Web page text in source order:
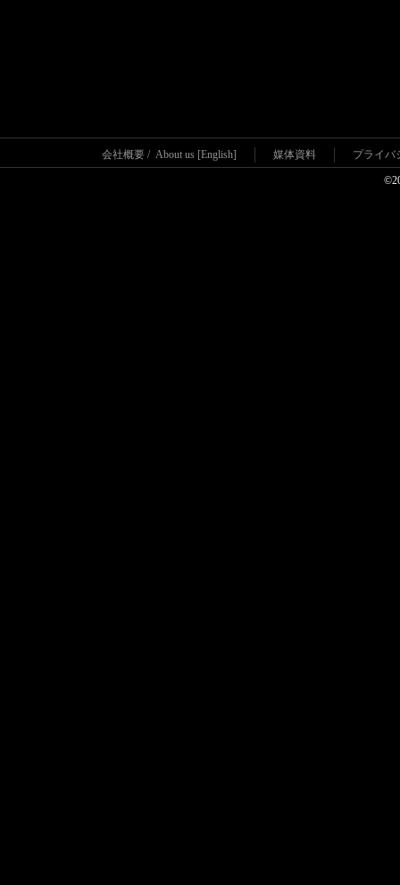
会社概要 / About us [English] 媒体資料 プライバ